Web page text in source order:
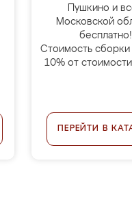
Пушкино и
Московской
бесплатно!
Стоимость
10% от стоимости
ПЕРЕЙТИ В